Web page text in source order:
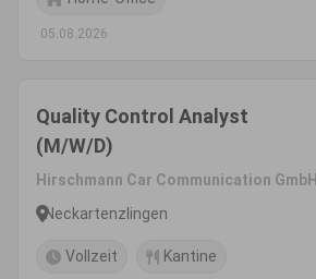
05.08.2026
Quality Control Analyst
(M/W/D)
Hirschmann Car Communication GmbH
Neckartenzlingen
Vollzeit Kantine